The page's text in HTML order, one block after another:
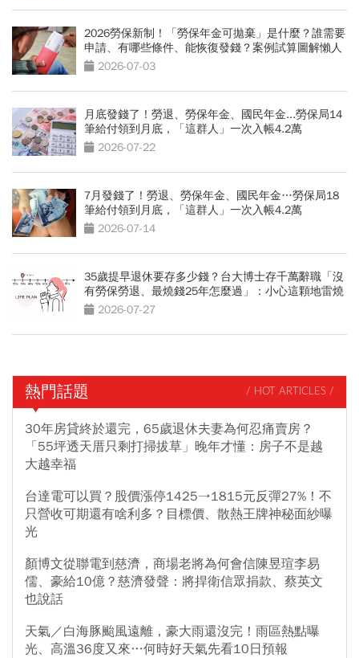
2026勞保新制！「勞保年金可拋棄」是什麼？誰需要
申請、有哪些條件、能恢復發錢？案例試算圖解懶人
包 2026-07-03
月底發錢了！勞退、勞保年金、國民年金...勞保局14
筆給付領到月底，「這群人」一次入帳4.2萬
2026-07-22
7月發錢了！勞退、勞保年金、國民年金…勞保局18
筆給付領到月底，「這群人」一次入帳4.2萬
2026-07-14
35歲提早退休要存多少錢？台大博士存千萬辭職「沒
有勞保勞退、最燒錢25年怎麼過」：小心這顆地雷燒
光存款
2026-07-27
熱門話題 / HOT ARTICLES /
30年房貸終於還完，65歲退休夫妻為何忍痛賣房？
「55坪透天厝只剩打掃拔草」晚年才懂：房子不是越
大越幸福
台達電可以買？股價漲停1425→1815元反彈27%！不
只營收可期還有啥利多？目標價、散熱王牌神秘面紗曝
光
顏博文從聯電到慈濟，商場老將為何會信陳昱瑄李易
儒、豪給10億？慈濟發聲：將捍衛信眾捐款、蔡英文
也說話
天氣／白海豚颱風遠離，豪大雨還沒完！雨區熱點曝
光、高溫36度又來…何時好天氣先看10日預報